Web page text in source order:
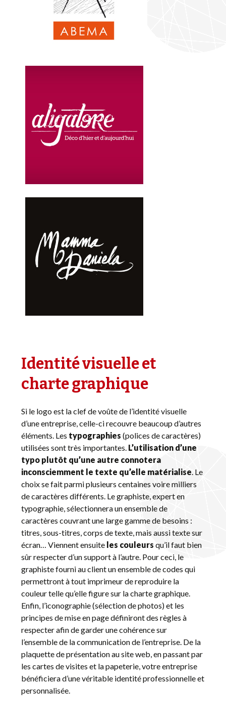
Identité visuelle et
charte graphique
Si le logo est la clef de voûte de l’identité visuelle
d’une entreprise, celle-ci recouvre beaucoup d’autres
éléments. Les typographies (polices de caractères)
utilisées sont très importantes. L’utilisation d’une
typo plutôt qu’une autre connotera
inconsciemment le texte qu’elle matérialise. Le
choix se fait parmi plusieurs centaines voire milliers
de caractères différents. Le graphiste, expert en
typographie, sélectionnera un ensemble de
caractères couvrant une large gamme de besoins :
titres, sous-titres, corps de texte, mais aussi texte sur
écran… Viennent ensuite les couleurs qu’il faut bien
sûr respecter d’un support à l’autre. Pour ceci, le
graphiste fourni au client un ensemble de codes qui
permettront à tout imprimeur de reproduire la
couleur telle qu’elle figure sur la charte graphique.
Enfin, l’iconographie (sélection de photos) et les
principes de mise en page définiront des règles à
respecter afin de garder une cohérence sur
l’ensemble de la communication de l’entreprise. De la
plaquette de présentation au site web, en passant par
les cartes de visites et la papeterie, votre entreprise
bénéficiera d’une véritable identité professionnelle et
personnalisée.